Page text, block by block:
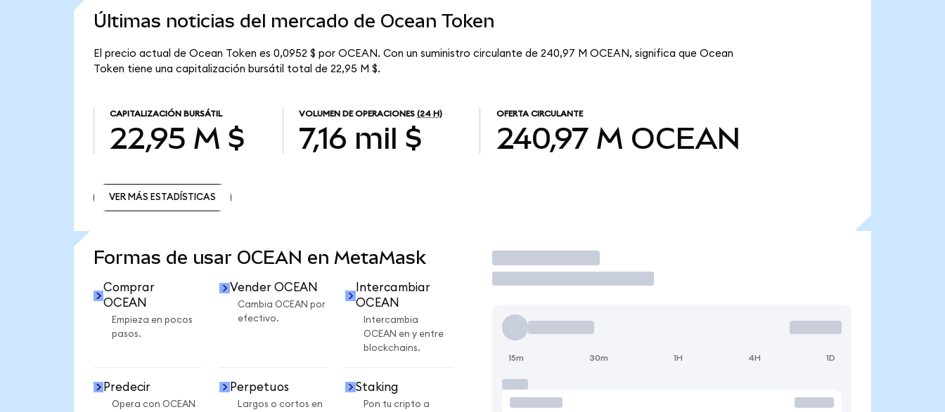
Últimas noticias del mercado de Ocean Token
El precio actual de Ocean Token es 0,0952 $ por OCEAN. Con un suministro circulante de 240,97 M OCEAN, significa que Ocean
Token tiene una capitalización bursátil total de 22,95 M $.
CAPITALIZACIÓN BURSÁTIL
22,95 M $
VOLUMEN DE OPERACIONES (24 H)
7,16 mil $
OFERTA CIRCULANTE
240,97 M OCEAN
VER MÁS ESTADÍSTICAS
Formas de usar OCEAN en MetaMask
Comprar
OCEAN
Empieza en pocos
pasos.
Vender OCEAN
Cambia OCEAN por
efectivo.
Intercambiar
OCEAN
Intercambia
OCEAN en y entre
blockchains.
Predecir
Opera con OCEAN
Perpetuos
Largos o cortos en
Staking
Pon tu cripto a
Operar
15m 30m 1H 4H 1D